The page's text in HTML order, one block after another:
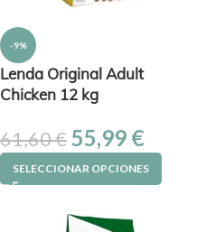
-9%
Lenda Original Adult
Chicken 12 kg
61,60€55,99 €
SELECCIONAR OPCIONES